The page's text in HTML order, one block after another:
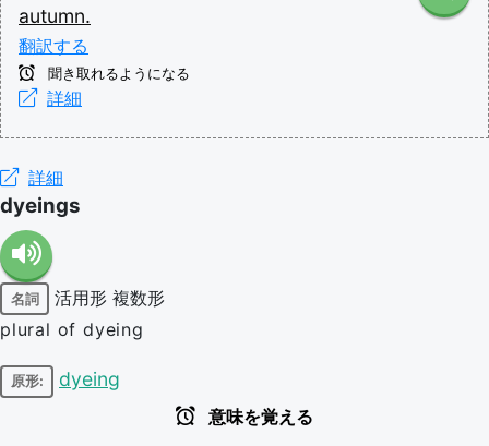
autumn.
翻訳する
聞き取れるようになる
詳細
詳細
dyeings
名詞 活用形 複数形
plural of dyeing
原形: dyeing
意味を覚える